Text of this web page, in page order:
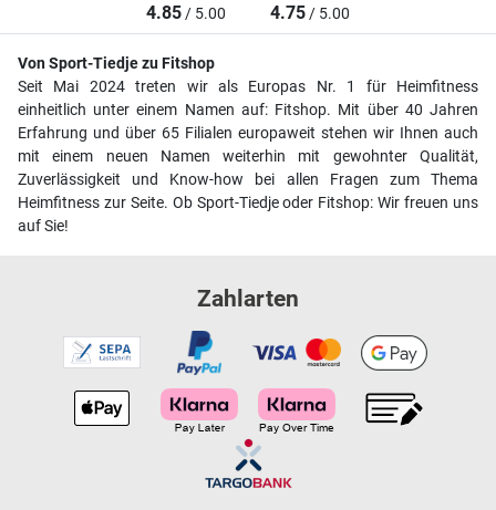
4.85/ 5.00 4.75/ 5.00
Von Sport-Tiedje zu Fitshop
Seit Mai 2024 treten wir als Europas Nr. 1 für Heimfitness
einheitlich unter einem Namen auf: Fitshop. Mit über 40 Jahren
Erfahrung und über 65 Filialen europaweit stehen wir Ihnen auch
mit einem neuen Namen weiterhin mit gewohnter Qualität,
Zuverlässigkeit und Know-how bei allen Fragen zum Thema
Heimfitness zur Seite. Ob Sport-Tiedje oder Fitshop: Wir freuen uns
auf Sie!
Zahlarten